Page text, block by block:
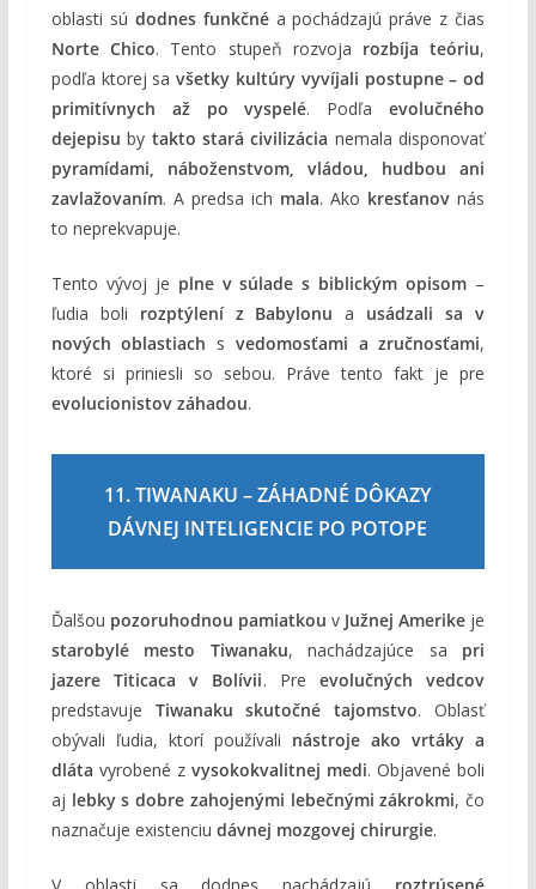
oblasti sú dodnes funkčnéa pochádzajú práve z čias
Norte Chico. Tento stupeň rozvoja rozbíja teóriu,
podľa ktorej savšetky kultúry vyvíjali postupne – od
primitívnych až po vyspelé. Podľaevolučného
dejepisu by takto stará civilizácia nemala disponovať
pyramídami, náboženstvom, vládou, hudbou ani
zavlažovaním. A predsa ich mala. Ako kresťanov nás
to neprekvapuje.
Tento vývoj je plne v súlade s biblickým opisom –
ľudia boli rozptýlení z Babylonu a usádzali sa v
nových oblastiach s vedomosťami a zručnosťami,
ktoré si priniesli so sebou. Práve tento fakt je pre
evolucionistov záhadou.
11. TIWANAKU – ZÁHADNÉ DÔKAZY
DÁVNEJ INTELIGENCIE PO POTOPE
Ďalšou pozoruhodnou pamiatkou v Južnej Amerike je
starobylé mesto Tiwanaku, nachádzajúce sa pri
jazere Titicaca v Bolívii. Preevolučných vedcov
predstavuje Tiwanaku skutočné tajomstvo. Oblasť
obývali ľudia, ktorí používali nástroje ako vrtáky a
dláta vyrobené z vysokokvalitnej medi. Objavené boli
aj lebky s dobre zahojenými lebečnými zákrokmi, čo
naznačuje existenciu dávnej mozgovej chirurgie.